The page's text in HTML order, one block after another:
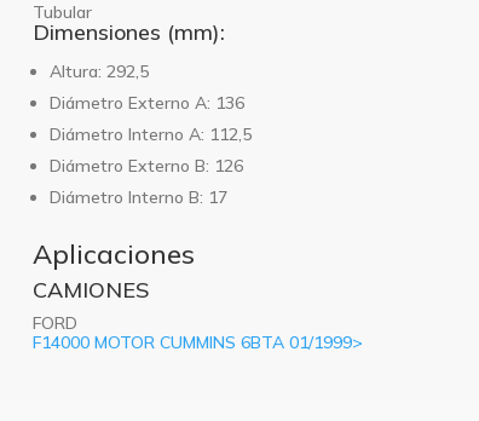
Tubular
Dimensiones (mm):
Altura: 292,5
Diámetro Externo A: 136
Diámetro Interno A: 112,5
Diámetro Externo B: 126
Diámetro Interno B: 17
Aplicaciones
CAMIONES
FORD
F14000 MOTOR CUMMINS 6BTA 01/1999>